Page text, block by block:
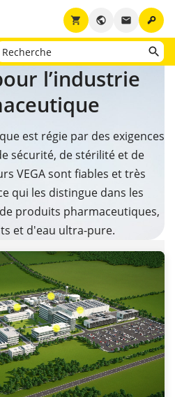
key
email
public
shopping_cart
l’industrie
est régie par des exigences
sécurité, de stérilité et de
VEGA sont fiables et très
qui les distingue dans les
produits pharmaceutiques,
et d'eau ultra-pure.